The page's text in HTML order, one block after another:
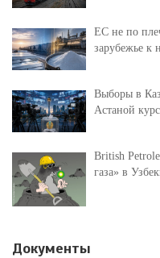
ЕС не по
зарубежье
Выборы в
Астаной
British
газа» в
Документы